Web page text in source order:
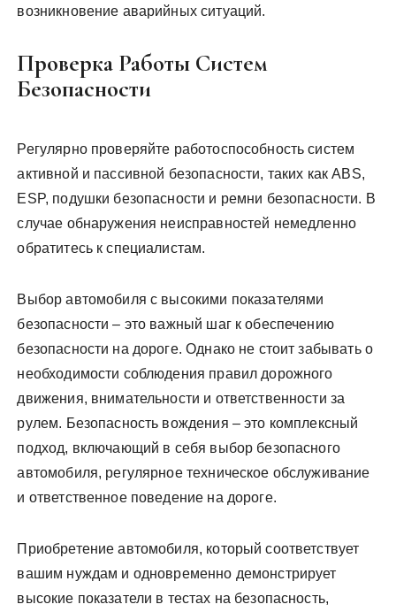
возникновение аварийных ситуаций.
Проверка Работы Систем
Безопасности
Регулярно проверяйте работоспособность систем
активной и пассивной безопасности, таких как ABS,
ESP, подушки безопасности и ремни безопасности. В
случае обнаружения неисправностей немедленно
обратитесь к специалистам.
Выбор автомобиля с высокими показателями
безопасности – это важный шаг к обеспечению
безопасности на дороге. Однако не стоит забывать о
необходимости соблюдения правил дорожного
движения, внимательности и ответственности за
рулем. Безопасность вождения – это комплексный
подход, включающий в себя выбор безопасного
автомобиля, регулярное техническое обслуживание
и ответственное поведение на дороге.
Приобретение автомобиля, который соответствует
вашим нуждам и одновременно демонстрирует
высокие показатели в тестах на безопасность,